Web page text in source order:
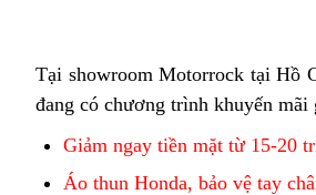
Tại showroom Motorrock tại Hồ
đang có chương trình khuyến
Giảm ngay tiền mặt từ 15-20
Áo thun Honda, bảo vệ tay